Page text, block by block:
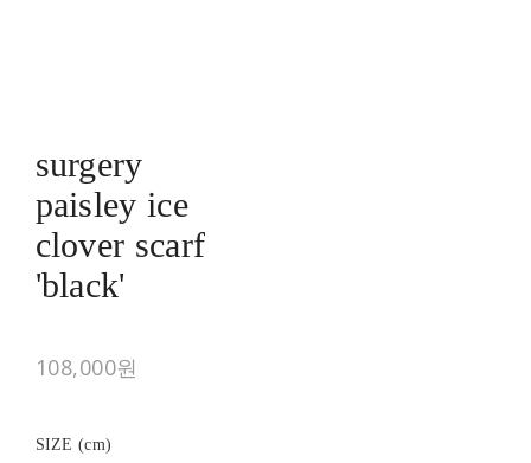
surgery
paisley ice
clover scarf
'black'
108,000원
SIZE (cm)